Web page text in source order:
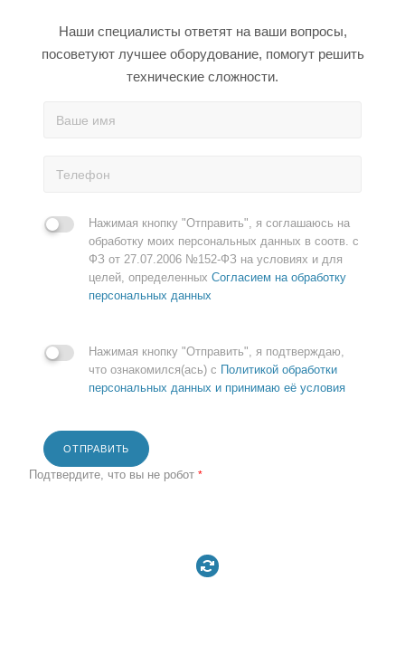
Наши специалисты ответят на ваши вопросы,
посоветуют лучшее оборудование, помогут решить
технические сложности.
Нажимая кнопку "Отправить", я соглашаюсь на
обработку моих персональных данных в соотв. с
ФЗ от 27.07.2006 №152-ФЗ на условиях и для
целей, определенных Согласием на обработку
персональных данных
Нажимая кнопку "Отправить", я подтверждаю,
что ознакомился(ась) с Политикой обработки
персональных данных и принимаю её условия
ОТПРАВИТЬ
Подтвердите, что вы не робот *